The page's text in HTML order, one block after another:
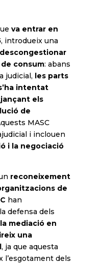
va entrar en
, introdueix una
consum: abans
judicial, les parts
intentat
els
de
MASC
i inclouen
i la negociació
reconeixement
de
han
defensa dels
la mediació en
una
, ja que aquesta
l’esgotament dels